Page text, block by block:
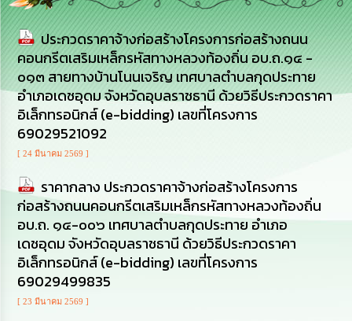
การ
จัด
ซื้อ
จัด
จ้าง
การ
เงิน
การ
คลัง
นโยบาย
No
Gift
Policy
การ
ดำเนิน
การ
ประกวดราคาจ้างก่อสร้างโครงการก่อสร้างถนน
คอนกรีตเสริมเหล็กรหัสทางหลวงท้องถิ่น อบ.ถ.๑๔ -
๐๑๓ สายทางบ้านโนนเจริญ เทศบาลตำบลกุดประทาย
อำเภอเดชอุดม จังหวัดอุบลราชธานี ด้วยวิธีประกวดราคา
อิเล็กทรอนิกส์ (e-bidding) เลขที่โครงการ
69029521092
[ 24 มีนาคม 2569 ]
ราคากลาง ประกวดราคาจ้างก่อสร้างโครงการ
ก่อสร้างถนนคอนกรีตเสริมเหล็กรหัสทางหลวงท้องถิ่น
อบ.ถ. ๑๔-๐๐๖ เทศบาลตำบลกุดประทาย อำเภอ
เดชอุดม จังหวัดอุบลราชธานี ด้วยวิธีประกวดราคา
อิเล็กทรอนิกส์ (e-bidding) เลขที่โครงการ
69029499835
[ 23 มีนาคม 2569 ]